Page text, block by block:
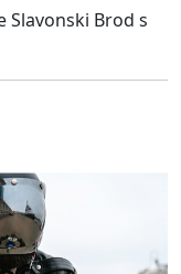
Slavonski Brod s